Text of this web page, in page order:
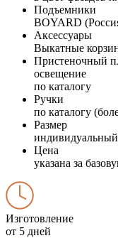
Подъемники
BOYARD
Аксессуары
Выкатные
Пристеночный
освещение
по каталогу
Ручки
по каталогу
Размер
индивидуальный
Цена
указана за
Изготовление
от 5 дней